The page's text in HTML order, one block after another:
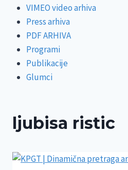
VIMEO video arhiva
Press arhiva
PDF ARHIVA
Programi
Publikacije
Glumci
ljubisa ristic